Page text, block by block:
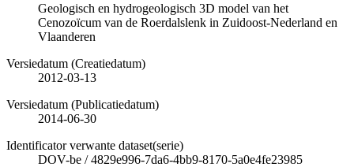
Geologisch en hydrogeologisch 3D model van het
Cenozoïcum van de Roerdalslenk in Zuidoost-Nederland en
Vlaanderen
Versiedatum (Creatiedatum)
2012-03-13
Versiedatum (Publicatiedatum)
2014-06-30
Identificator verwante dataset(serie)
DOV-be /4829e996-7da6-4bb9-8170-5a0e4fe23985